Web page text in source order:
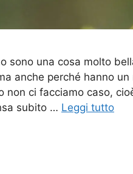
sono una cosa molto
anche perché hanno
non ci facciamo caso,
subito … Leggi tutto